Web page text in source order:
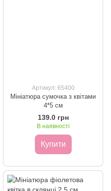
Артикул: 65400
Мініатюра сумочка з квітами
4*5 см
139.0 грн
В наявності
Купити